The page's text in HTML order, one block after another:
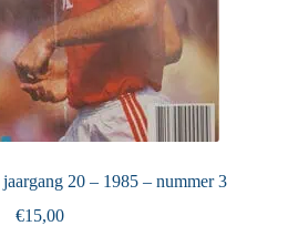
20 – 1985 – nummer 3
€15,00